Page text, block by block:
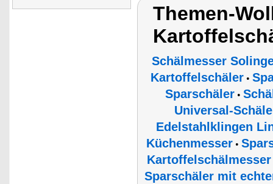
Themen-
Schälmesser
Kartoffelschäler •
Sparschäler •
Universal-
Edelstahlklingen
Küchenmesser •
Kartoffelschälmesser
Sparschäler mit